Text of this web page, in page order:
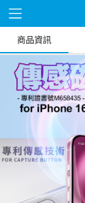
商品資訊